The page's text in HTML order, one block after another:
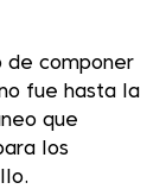
de componer
fue hasta la
que
los